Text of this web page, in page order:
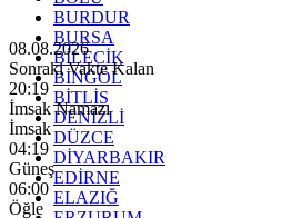
BURDUR
BURSA
BİLECİK
BİNGÖL
BİTLİS
DENİZLİ
DÜZCE
DİYARBAKIR
EDİRNE
ELAZIĞ
08.08.2026
Sonraki Vakte Kalan
20:18
İmsak Namazı
İmsak
04:19
Güneş
06:00
Öğle